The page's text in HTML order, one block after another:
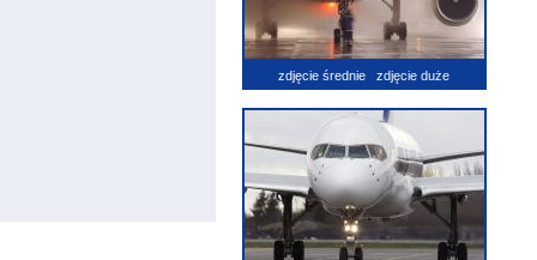
zdjęcie średnie zdjęcie duże